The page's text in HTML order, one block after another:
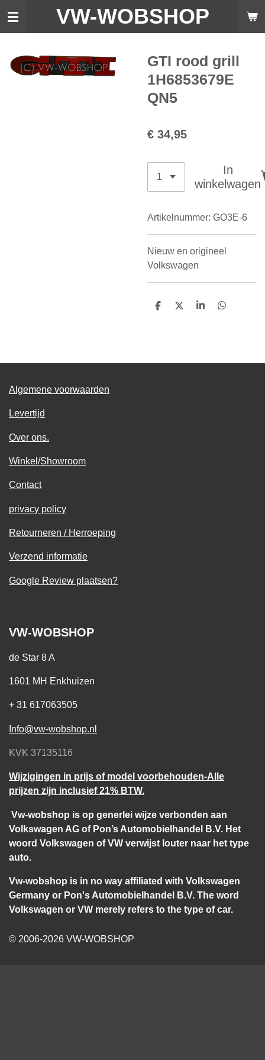
Ga
hoofdinhoud
VW-WOBSHOP
GTI rood grill
1H6853679E
QN5
€ 34,95
In
winkelwagen
Artikelnummer: GO3E-6
Nieuw en origineel
Volkswagen
D
D
S
D
Algemene voorwaarden
Levertijd
Over ons.
Winkel/Showroom
Contact
privacy policy
Retourneren / Herroeping
Verzend informatie
Google Review plaatsen?
VW-WOBSHOP
de Star 8 A
1601 MH Enkhuizen
+ 31 617063505
Info@vw-wobshop.nl
KVK 37135116
Wijzigingen in prijs of model voorbehouden-Alle
prijzen zijn inclusief 21% BTW.
Vw-wobshop is op generlei wijze verbonden aan
Volkswagen AG of Pon’s Automobielhandel B.V. Het
woord Volkswagen of VW verwijst louter naar het type
auto.
Vw-wobshop is in no way affiliated with Volkswagen
Germany or Pon's Automobielhandel B.V. The word
Volkswagen or VW merely refers to the type of car.
© 2006-2026 VW-WOBSHOP